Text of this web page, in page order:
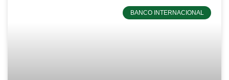
BANCO INTERNACIONAL